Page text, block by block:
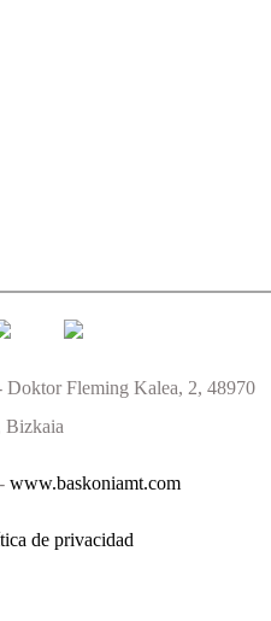
Fleming Kalea, 2, 48970
Bizkaia
www.baskoniamt.com
de privacidad